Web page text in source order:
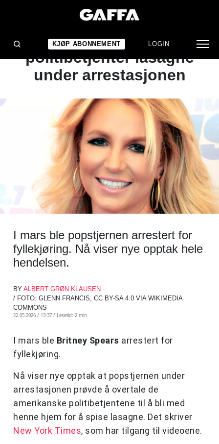
KJØP ABONNEMENT LOGIN
NYHET
Britney Spears tilbød
politibetjenter lasagne
under arrestasjonen
I mars ble popstjernen arrestert for
fyllekjøring. Nå viser nye opptak hele
hendelsen.
BY ALBERT GRØN KLAUSEN
/ FOTO: GLENN FRANCIS, CC BY-SA 4.0 VIA WIKIMEDIA
COMMONS
22.05.2026 / 13:37 / Lesetid: 2 min
I mars ble Britney Spears arrestert for
fyllekjøring.
Nå viser nye opptak at popstjernen under
arrestasjonen prøvde å overtale de
amerikanske politibetjentene til å bli med
henne hjem for å spise lasagne. Det skriver
New York Times, som har tilgang til videoene.